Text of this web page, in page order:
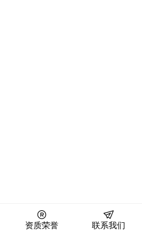
资质荣誉 联系我们